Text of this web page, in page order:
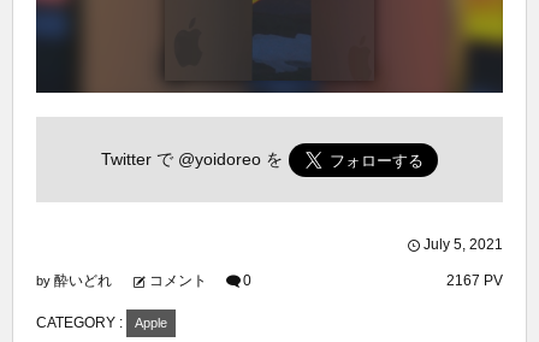
Twitter で @yoidoreo を
July 5, 2021
by 酔いどれ コメント 0 2167 PV
CATEGORY : Apple